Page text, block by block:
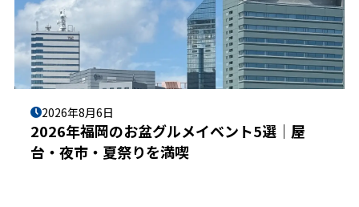
2026年8月6日
2026年福岡のお盆グルメイベント5選｜屋
台・夜市・夏祭りを満喫